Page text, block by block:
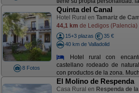
8 Fotos
Quinta del Canal
Hotel Rural en Tamariz de
44,1 km de Ledigos (Palencia)
15+3 plazas
35 €
40 km de Valladolid
Hotel rural con
castellano rodeado de
con productos de la zona.
El Molino de Respenda
Casa Rural en Respenda de